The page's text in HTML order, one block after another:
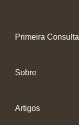
Primeira Consulta
Sobre
Artigos